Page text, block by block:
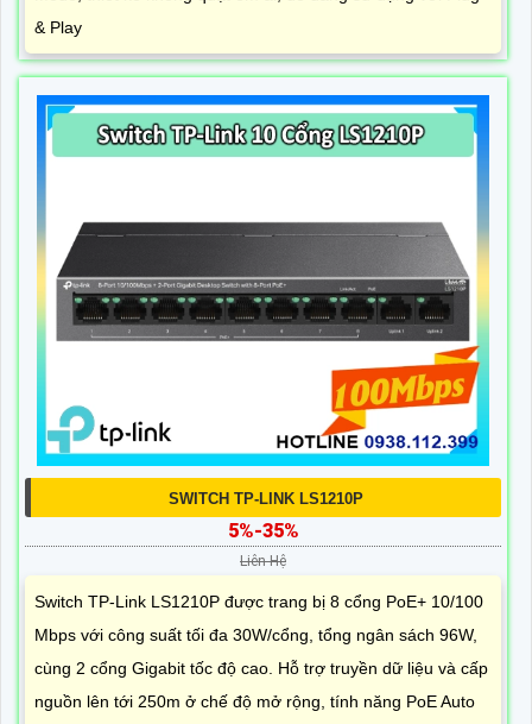
& Play
SWITCH TP-LINK LS1210P
5%-35%
Liên Hệ
Switch TP-Link LS1210P được trang bị 8 cổng PoE+ 10/100
Mbps với công suất tối đa 30W/cổng, tổng ngân sách 96W,
cùng 2 cổng Gigabit tốc độ cao. Hỗ trợ truyền dữ liệu và cấp
nguồn lên tới 250m ở chế độ mở rộng, tính năng PoE Auto